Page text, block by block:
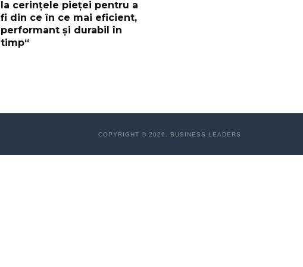
la cerințele pieței pentru a
fi din ce în ce mai eficient,
performant și durabil în
timp“
COPYRIGHT © 2026. BUSINESS LEADERS